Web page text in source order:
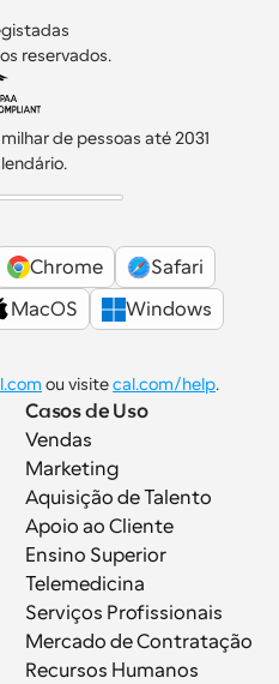
reservados.
de pessoas até 2031
Chrome
Safari
MacOS
Windows
ou visite cal.com/help.
Casos de Uso
Vendas
Marketing
Aquisição de Talento
Apoio ao Cliente
Ensino Superior
Telemedicina
Serviços Profissionais
Mercado de Contratação
Recursos Humanos